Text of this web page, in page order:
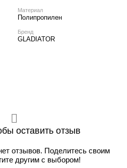
Материал
Полипропилен
Бренд
GLADIATOR
оставить отзыв
отзывов. Поделитесь своим
другим с выбором!